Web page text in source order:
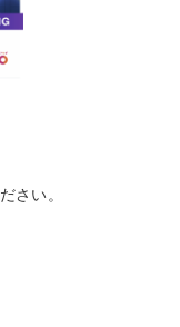
さい。